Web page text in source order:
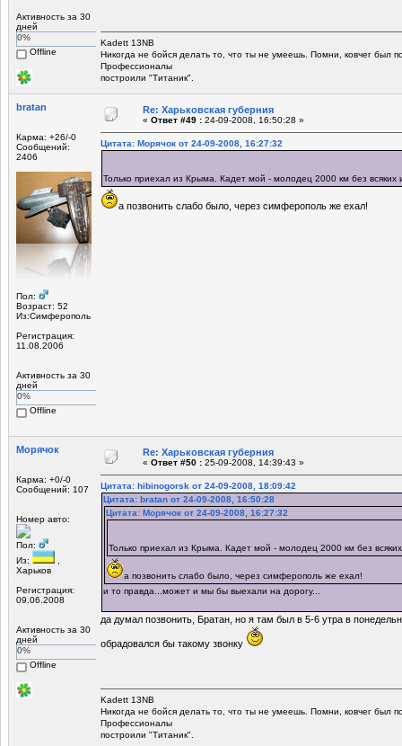
Активность за 30
дней
0%
Offline
Kadett 13NB
Никогда не бойся делать то, что ты не умеешь. Помни, ковчег был
Профессионалы
построили "Титаник".
bratan
Карма: +26/-0
Сообщений:
2406
Пол:
Возраст: 52
Из:Симферополь
Регистрация:
11.08.2006
Активность за 30
дней
0%
Offline
Re: Харьковская губерния
« Ответ #49 : 24-09-2008, 16:50:28 »
Цитата: Морячок от 24-09-2008, 16:27:32
Только приехал из Крыма. Кадет мой - молодец 2000 км без
а позвонить слабо было, через симферополь же ехал!
Морячок
Карма: +0/-0
Сообщений: 107
Номер авто:
Пол:
Из:
Харьков
Регистрация:
09.06.2008
Активность за 30
дней
0%
Offline
Re: Харьковская губерния
« Ответ #50 : 25-09-2008, 14:39:43 »
Цитата: hibinogorsk от 24-09-2008, 18:09:42
Цитата: bratan от 24-09-2008, 16:50:28
Цитата: Морячок от 24-09-2008, 16:27:32
Только приехал из Крыма. Кадет мой - молодец 2000 км без
а позвонить слабо было, через симферополь же ехал!
и то правда...может и мы бы выехали на дорогу...
да думал позвонить, Братан, но я там был в 5-6 утра в
обрадовался бы такому звонку
Kadett 13NB
Никогда не бойся делать то, что ты не умеешь. Помни, ковчег был
Профессионалы
построили "Титаник".